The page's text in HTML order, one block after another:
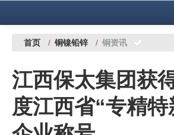
中国有色金属报社主办 广告服务
铜镍铅锌
铝
稀有稀土
首页 / 铜镍铅锌 / 铜资讯
江西保太集团获
度江西省“专精